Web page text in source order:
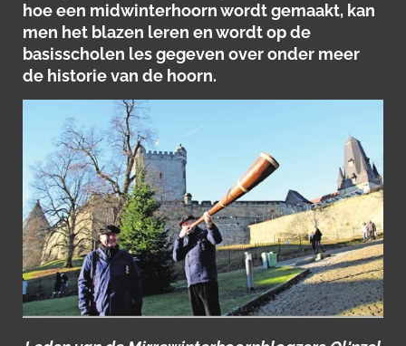
hoe een midwinterhoorn wordt gemaakt, kan
men het blazen leren en wordt op de
basisscholen les gegeven over onder meer
de historie van de hoorn.